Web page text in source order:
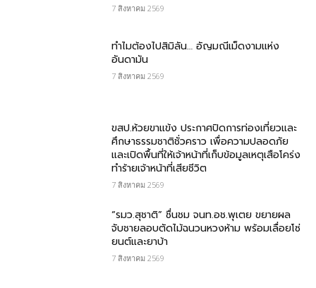
7 สิงหาคม 2569
ทำไมต้องไปสิมิลัน… อัญมณีเม็ดงามแห่ง
อันดามัน
7 สิงหาคม 2569
ขสป.ห้วยขาแข้ง ประกาศปิดการท่องเที่ยวและ
ศึกษาธรรมชาติชั่วคราว เพื่อความปลอดภัย
และเปิดพื้นที่ให้เจ้าหน้าที่เก็บข้อมูลเหตุเสือโคร่ง
ทำร้ายเจ้าหน้าที่เสียชีวิต
7 สิงหาคม 2569
“รมว.สุชาติ” ชื่นชม​ จนท.อช.พุเตย​ ขยายผล
จับชายลอบตัดไม้ฉนวนหวงห้าม พร้อมเลื่อยโซ่
ยนต์และยาบ้า
7 สิงหาคม 2569